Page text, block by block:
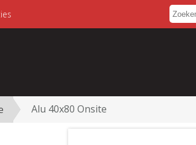
Alu 40x80 Onsite